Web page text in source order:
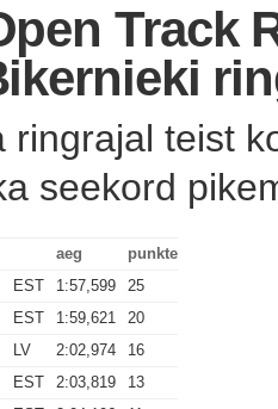
Track
ringrajal teist
seekord
aeg
punkte
EST 1:57,599
25
EST 1:59,621
20
LV 2:02,974
16
EST 2:03,819
13